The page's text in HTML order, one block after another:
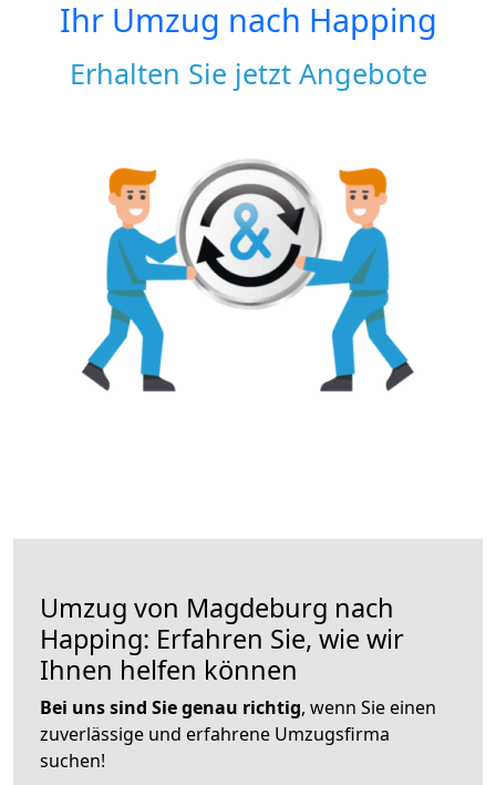
Ihr Umzug nach Happing
Erhalten Sie jetzt Angebote
Umzug von Magdeburg nach
Happing: Erfahren Sie, wie wir
Ihnen helfen können
Bei uns sind Sie genau richtig, wenn Sie einen
zuverlässige und erfahrene Umzugsfirma
suchen!